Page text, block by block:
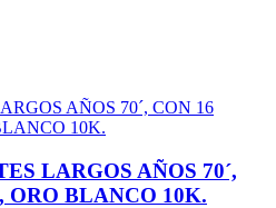
LARGOS AÑOS 70´,
ORO BLANCO 10K.